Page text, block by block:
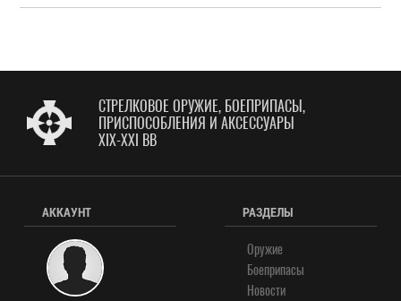
СТРЕЛКОВОЕ ОРУЖИЕ, БОЕПРИПАСЫ,
ПРИСПОСОБЛЕНИЯ И АКСЕССУАРЫ
XIX-XXI ВВ
АККАУНТ РАЗДЕЛЫ
Оружие
Боеприпасы
Новости